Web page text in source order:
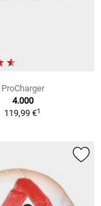
ProCharger
4.000
119,99 €1